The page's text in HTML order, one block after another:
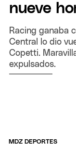
nueve
Racing ganaba
Central lo dio
Copetti.
expulsados.
MDZ DEPORTES